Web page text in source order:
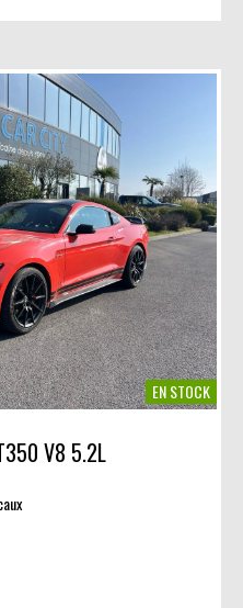
EN STOCK
V8 5.2L